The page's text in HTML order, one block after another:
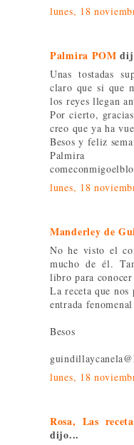
lunes, 18
Palmira POM
Unas tostadas
claro que si que
los reyes llegan
Por cierto,
creo que ya ha
Besos y feliz
Palmira
lunes, 18
Manderley de
No he visto el
mucho de él.
libro para conocer
La receta que nos
entrada
Besos
lunes, 18
Rosa, Las
dijo...